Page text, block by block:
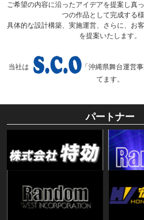
ご希望の内容に沿ったアイデアを提案し真
つの作品として完成する様
具体的な設計構築、実施運営、さらに、お
を提案いたします。
当社は
「沖縄県舞台運営
てます。
パートナー